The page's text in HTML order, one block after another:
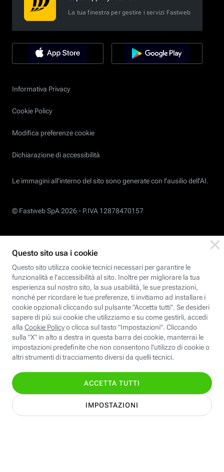
La tua finestra per gestire i servizi Fastweb
Informativa Privacy
Cookie Policy
Modifica preferenze cookie
Dichiarazione di accessibilità
Le immagini all’interno del sito sono generate con l'ausilio dell'AI.
© Fastweb SpA 2026 - P.IVA 12878470157